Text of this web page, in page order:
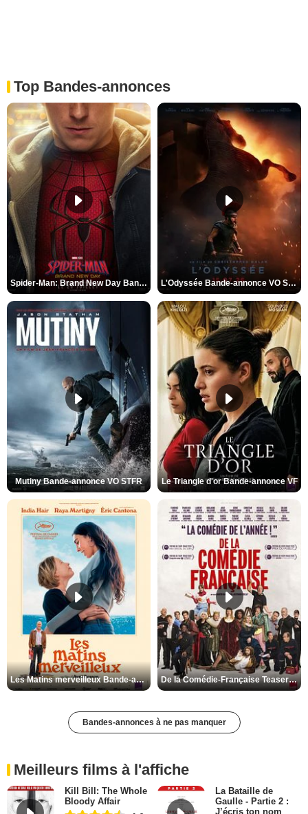
Top Bandes-annonces
Spider-Man: Brand New Day Bande-annonce VO STFR L'Odyssée Bande-annonce VO STFR
Mutiny Bande-annonce VO STFR Le Triangle d'or Bande-annonce VF
Les Matins merveilleux Bande-annonce VF De la Comédie-Française Teaser VF
Bandes-annonces à ne pas manquer
Meilleurs films à l'affiche
Kill Bill: The Whole
Bloody Affair
La Bataille de
Gaulle - Partie 2 :
J’écris ton nom